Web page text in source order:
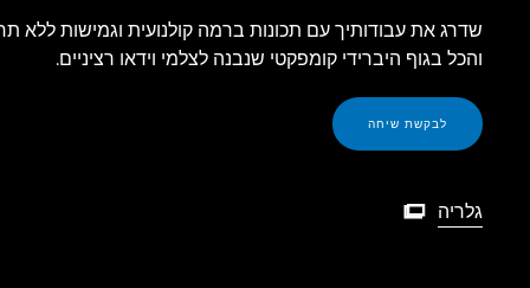
שדרג את עבודותיך עם תכונות ברמה קולנועית וגמישות ללא
והכל בגוף היברידי קומפקטי שנבנה לצלמי וידאו רציניים.
לבקשת שיחה
גלריה
גלריה
